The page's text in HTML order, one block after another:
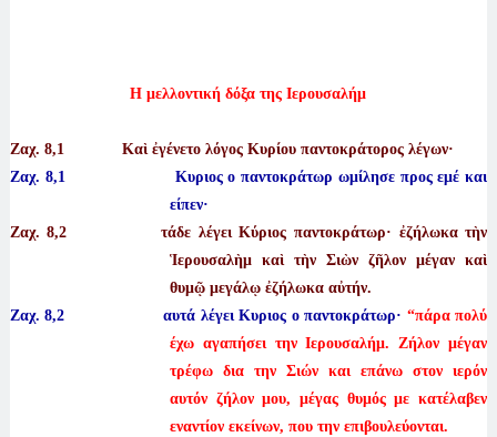
Η μελλοντική δόξα της Ιερουσαλήμ
Ζαχ. 8,1 Καὶ ἐγένετο λόγος Κυρίου παντοκράτορος λέγων·
Ζαχ. 8,1 Κυριος ο παντοκράτωρ ωμίλησε προς εμέ και
είπεν·
Ζαχ. 8,2 τάδε λέγει Κύριος παντοκράτωρ· ἐζήλωκα τὴν
Ἱερουσαλὴμ καὶ τὴν Σιὼν ζῆλον μέγαν καὶ
θυμῷ μεγάλῳ ἐζήλωκα αὐτήν.
Ζαχ. 8,2 αυτά λέγει Κυριος ο παντοκράτωρ· “πάρα πολύ
έχω αγαπήσει την Ιερουσαλήμ. Ζήλον μέγαν
τρέφω δια την Σιών και επάνω στον ιερόν
αυτόν ζήλον μου, μέγας θυμός με κατέλαβεν
εναντίον εκείνων, που την επιβουλεύονται.